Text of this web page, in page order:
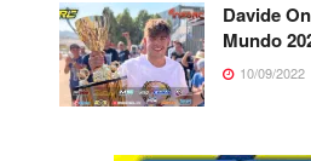
Davide
Mundo
10/09/2022